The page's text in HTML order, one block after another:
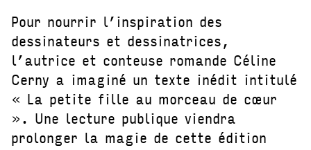
Pour nourrir l’inspiration des
dessinateurs et dessinatrices,
l’autrice et conteuse romande Céline
Cerny a imaginé un texte inédit intitulé
« La petite fille au morceau de cœur
». Une lecture publique viendra
prolonger la magie de cette édition